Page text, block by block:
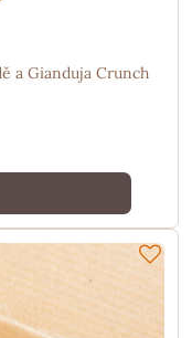
a Gianduja Crunch